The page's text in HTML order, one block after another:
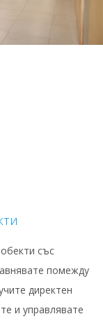
със
помежду
директен
и управлявате